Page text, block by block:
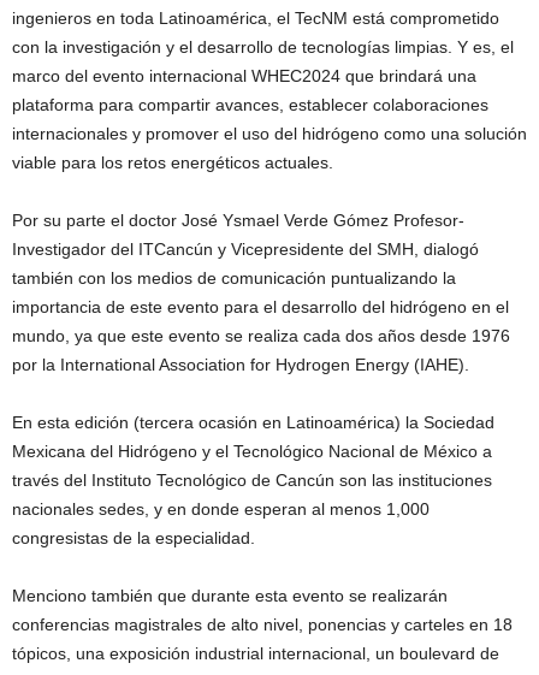
ingenieros en toda Latinoamérica, el TecNM está comprometido
con la investigación y el desarrollo de tecnologías limpias. Y es, el
marco del evento internacional WHEC2024 que brindará una
plataforma para compartir avances, establecer colaboraciones
internacionales y promover el uso del hidrógeno como una solución
viable para los retos energéticos actuales.
Por su parte el doctor José Ysmael Verde Gómez Profesor-
Investigador del ITCancún y Vicepresidente del SMH, dialogó
también con los medios de comunicación puntualizando la
importancia de este evento para el desarrollo del hidrógeno en el
mundo, ya que este evento se realiza cada dos años desde 1976
por la International Association for Hydrogen Energy (IAHE).
En esta edición (tercera ocasión en Latinoamérica) la Sociedad
Mexicana del Hidrógeno y el Tecnológico Nacional de México a
través del Instituto Tecnológico de Cancún son las instituciones
nacionales sedes, y en donde esperan al menos 1,000
congresistas de la especialidad.
Menciono también que durante esta evento se realizarán
conferencias magistrales de alto nivel, ponencias y carteles en 18
tópicos, una exposición industrial internacional, un boulevard de